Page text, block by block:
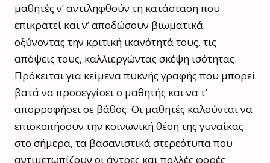
μαθητές ν’ αντιληφθούν τη κατάσταση που
επικρατεί και ν’ αποδώσουν βιωματικά
οξύνοντας την κριτική ικανότητά τους, τις
απόψεις τους, καλλιεργώντας σκέψη ισότητας.
Πρόκειται για κείμενα πυκνής γραφής που μπορεί
βατά να προσεγγίσει ο μαθητής και να τ’
απορροφήσει σε βάθος. Οι μαθητές καλούνται να
επισκοπήσουν την κοινωνική θέση της γυναίκας
στο σήμερα, τα βασανιστικά στερεότυπα που
αντιμετωπίζουν οι άντρες και πολλές φορές